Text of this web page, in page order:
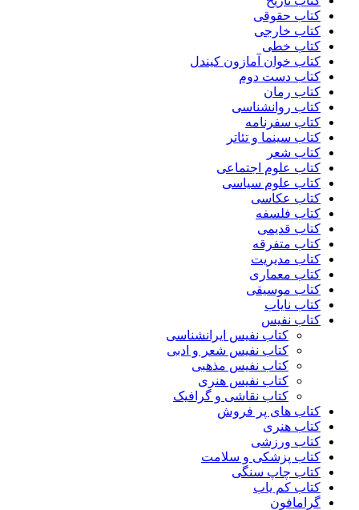
کتاب حقوقی
کتاب خارجی
کتاب خطی
کتاب خوان آمازون کیندل
کتاب دست دوم
کتاب رمان
کتاب روانشناسی
کتاب سفرنامه
کتاب سینما و تئاتر
کتاب شعر
کتاب علوم اجتماعی
کتاب علوم سیاسی
کتاب عکاسی
کتاب فلسفه
کتاب قدیمی
کتاب متفرقه
کتاب مدیریت
کتاب معماری
کتاب موسیقی
کتاب نایاب
کتاب نفیس
کتاب نفیس ایرانشناسی
کتاب نفیس شعر و ادبی
کتاب نفیس مذهبی
کتاب نفیس هنری
کتاب نقاشی و گرافیک
کتاب های پر فروش
کتاب هنری
کتاب ورزشی
کتاب پزشکی و سلامت
کتاب چاپ سنگی
کتاب کم یاب
گرامافون